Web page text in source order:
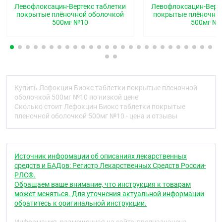
плёночной оболочкой, с линией разлома с одной
стороны.
Противомикробное средство - фторхинолон
Фармакологические свойства
Фармакодинамика
Препарат Лефокцин Биокс®— синтетический
качестве действующего вещества левофлоксацин
— левовращающий изомер офлоксацина.
Левофлоксацин блокирует ДНК-гиразу и
топоизомеразу IV, нарушает суперспирализацию и
сшивку разрывов ДНК, ингибирует синтез ДНК,
Левофлоксацин-Вертекс таблетки
покрытые плёночной оболочкой
500мг №10
Левофлоксацин-
покрытые
500мг
Купить Лефокцин Биокс таблетки покрытые пленочной
оболочкой 500мг №10 по низкой цене
Сколько стоит Лефокцин Биокс таблетки покрытые
пленочной оболочкой 500мг №10 - цена и отзывы
Источник информации об описаниях лекарственных
средств и БАДов: Регистр Лекарственных Средств России-
РЛС®.
Обращаем ваше внимание, что инструкция к товарам
может меняться. Для уточнения актуальной информации
обратитесь к оригинальной инструкции.